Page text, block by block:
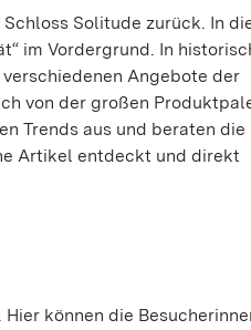
Schloss Solitude zurück. In
im Vordergrund. In
Angebote der
von der großen
Trends aus und beraten die
Artikel entdeckt und direkt
können die